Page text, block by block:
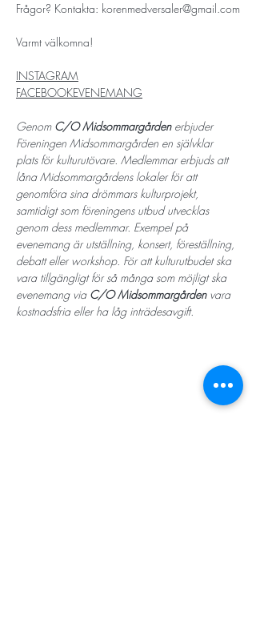
Frågor? Kontakta: korenmedversaler@gmail.com
Varmt välkomna!
INSTAGRAM
FACEBOOKEVENEMANG
Genom C/O Midsommargården erbjuder
Föreningen Midsommargården en självklar
plats för kulturutövare. Medlemmar erbjuds att
låna Midsommargårdens lokaler för att
genomföra sina drömmars kulturprojekt,
samtidigt som föreningens utbud utvecklas
genom dess medlemmar. Exempel på
evenemang är utställning, konsert, föreställning,
debatt eller workshop. För att kulturutbudet ska
vara tillgängligt för så många som möjligt ska
evenemang via C/O Midsommargården vara
kostnadsfria eller ha låg inträdesavgift.